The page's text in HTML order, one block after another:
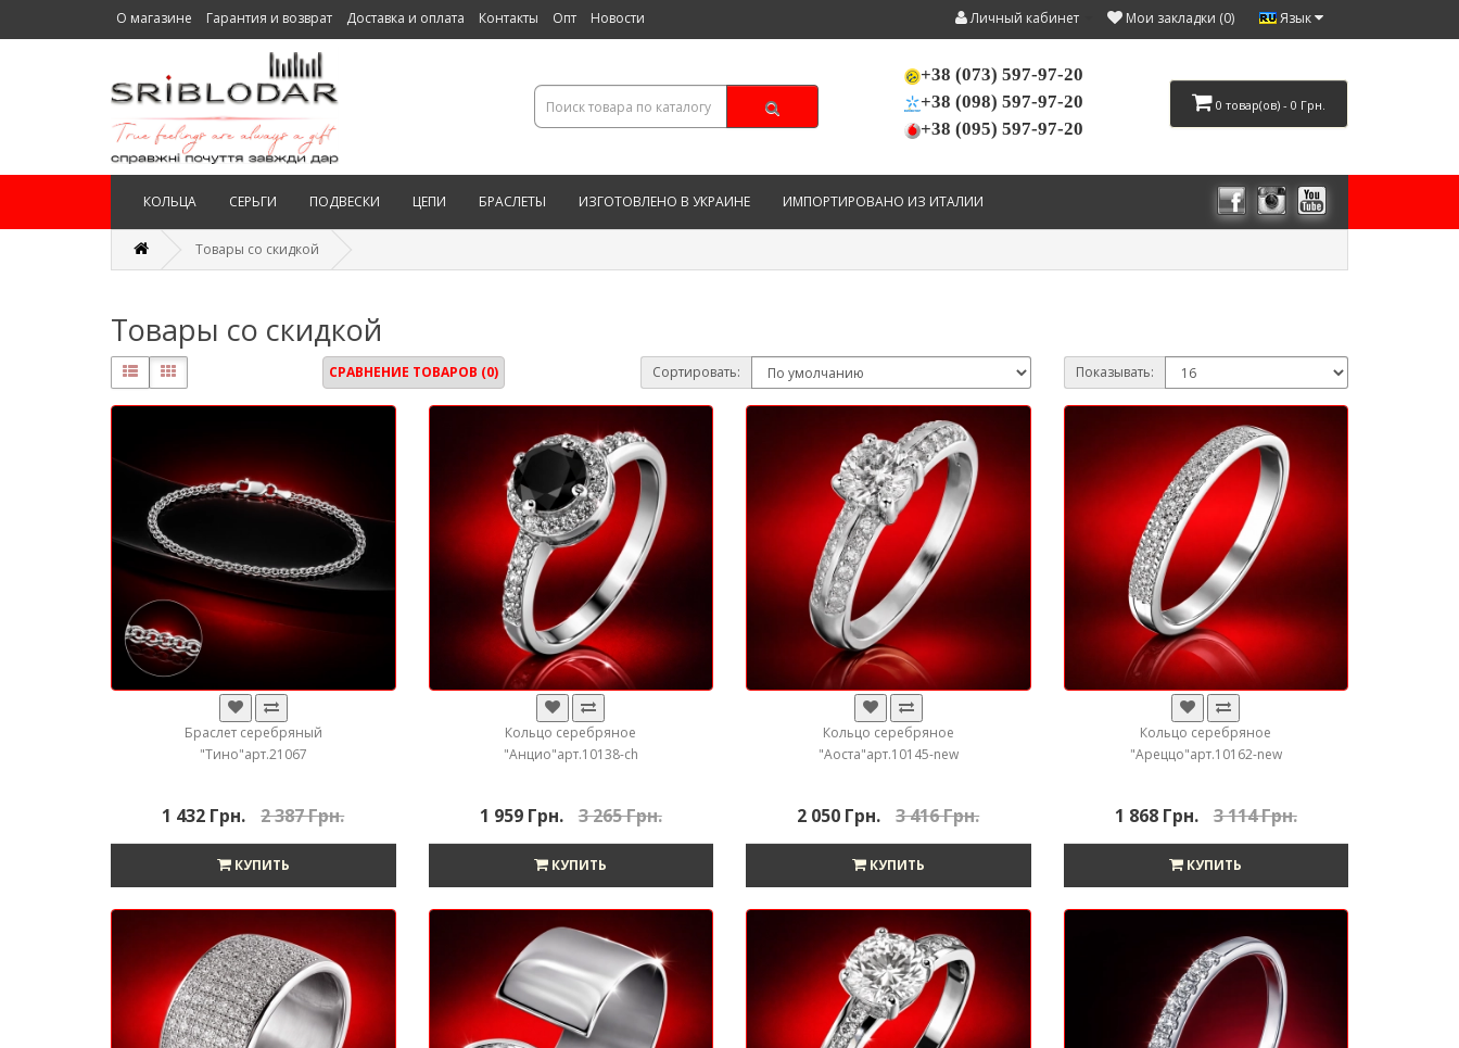
О магазине Гарантия и возврат Доставка и оплата Контакты Опт Новости Личный кабинет Мои закладки (0) Язык
+38 (073) 597-97-20
+38 (098) 597-97-20
+38 (095) 597-97-20
0 товар(ов) - 0 Грн.
КОЛЬЦА СЕРЬГИ ПОДВЕСКИ ЦЕПИ БРАСЛЕТЫ ИЗГОТОВЛЕНО В УКРАИНЕ ИМПОРТИРОВАНО ИЗ ИТАЛИИ
Товары со скидкой
Товары со скидкой
СРАВНЕНИЕ ТОВАРОВ (0) Сортировать: Показывать:
Браслет серебряный
"Тино"арт.21067
1 432 Грн. 2 387 Грн.
КУПИТЬ
Кольцо серебряное
"Анцио"арт.10138-ch
1 959 Грн. 3 265 Грн.
КУПИТЬ
Кольцо серебряное
"Аоста"арт.10145-new
2 050 Грн. 3 416 Грн.
КУПИТЬ
Кольцо серебряное
"Ареццо"арт.10162-new
1 868 Грн. 3 114 Грн.
КУПИТЬ